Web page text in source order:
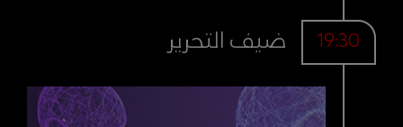
19:30 ضيف التحرير